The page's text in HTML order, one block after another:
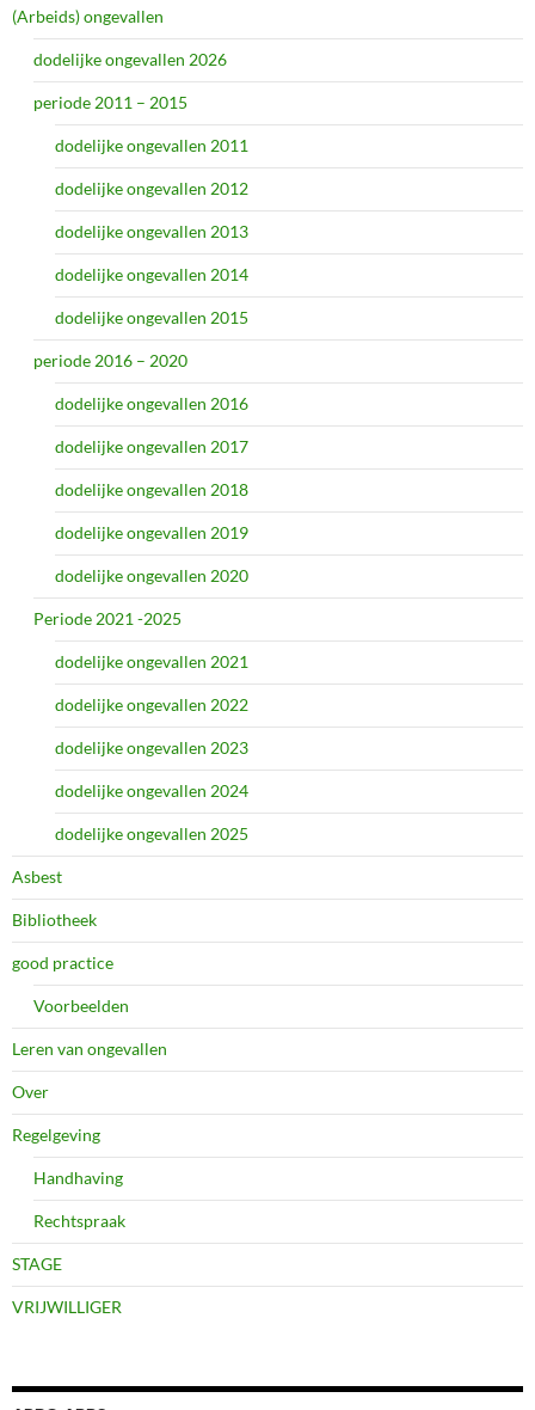
(Arbeids) ongevallen
dodelijke ongevallen 2026
periode 2011 – 2015
dodelijke ongevallen 2011
dodelijke ongevallen 2012
dodelijke ongevallen 2013
dodelijke ongevallen 2014
dodelijke ongevallen 2015
periode 2016 – 2020
dodelijke ongevallen 2016
dodelijke ongevallen 2017
dodelijke ongevallen 2018
dodelijke ongevallen 2019
dodelijke ongevallen 2020
Periode 2021 -2025
dodelijke ongevallen 2021
dodelijke ongevallen 2022
dodelijke ongevallen 2023
dodelijke ongevallen 2024
dodelijke ongevallen 2025
Asbest
Bibliotheek
good practice
Voorbeelden
Leren van ongevallen
Over
Regelgeving
Handhaving
Rechtspraak
STAGE
VRIJWILLIGER